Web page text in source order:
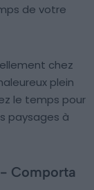
de votre
chez
plein
le temps pour
paysages à
Comporta